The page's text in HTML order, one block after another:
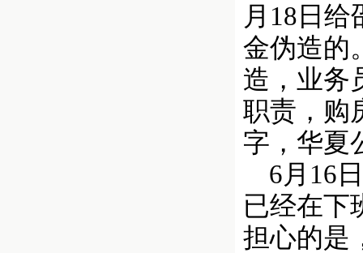
月18日
金伪造的
造，业务
职责，购
字，华夏
6月16
已经在下
担心的是